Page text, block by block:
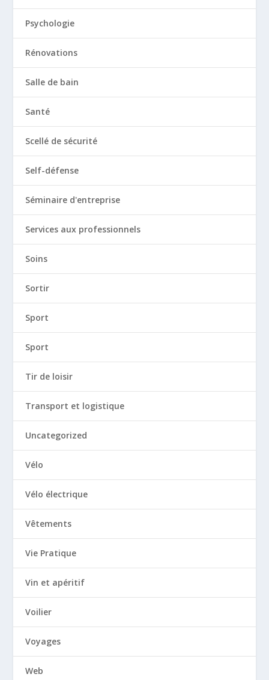
Psychologie
Rénovations
Salle de bain
Santé
Scellé de sécurité
Self-défense
Séminaire d'entreprise
Services aux professionnels
Soins
Sortir
Sport
Sport
Tir de loisir
Transport et logistique
Uncategorized
Vélo
Vélo électrique
Vêtements
Vie Pratique
Vin et apéritif
Voilier
Voyages
Web